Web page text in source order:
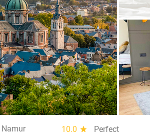
10.0 star
Perfect